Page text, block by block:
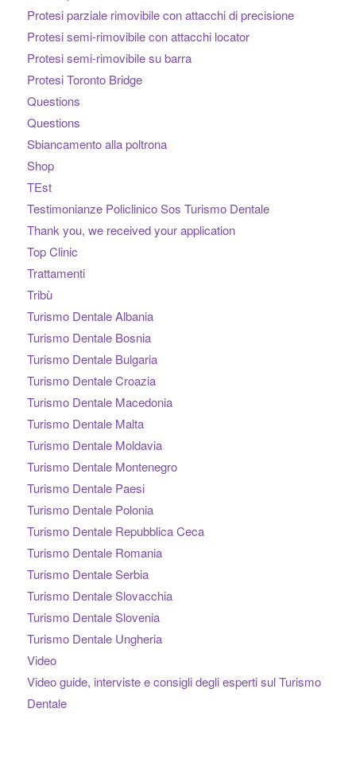
Protesi parziale rimovibile con attacchi di precisione
Protesi semi-rimovibile con attacchi locator
Protesi semi-rimovibile su barra
Protesi Toronto Bridge
Questions
Questions
Sbiancamento alla poltrona
Shop
TEst
Testimonianze Policlinico Sos Turismo Dentale
Thank you, we received your application
Top Clinic
Trattamenti
Tribù
Turismo Dentale Albania
Turismo Dentale Bosnia
Turismo Dentale Bulgaria
Turismo Dentale Croazia
Turismo Dentale Macedonia
Turismo Dentale Malta
Turismo Dentale Moldavia
Turismo Dentale Montenegro
Turismo Dentale Paesi
Turismo Dentale Polonia
Turismo Dentale Repubblica Ceca
Turismo Dentale Romania
Turismo Dentale Serbia
Turismo Dentale Slovacchia
Turismo Dentale Slovenia
Turismo Dentale Ungheria
Video
Video guide, interviste e consigli degli esperti sul Turismo
Dentale